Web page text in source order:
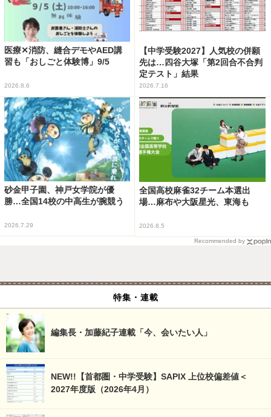
医療✕消防、縫合デモやAED講
習も「おしごと体験博」9/5
2026.8.6
【中学受験2027】人気校の併願
先は…四谷大塚「第2回合不合判
定テスト」結果
2026.7.16
砂金甲子園、神戸女学院が優
勝…全国14校の中高生が腕競う
2026.7.29
全国高校麻雀32チーム本選出
場…麻布や大阪星光、東海も
2026.8.5
Recommended by
特集・連載
編集長・加藤紀子連載「今、会いたい人」
NEW!!【首都圏・中学受験】SAPIX 上位校偏差値＜
2027年度版（2026年4月）